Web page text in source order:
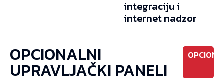
integraciju i
internet nadzor
OPCIONALNI
UPRAVLJAČKI PANELI
OPCIONO